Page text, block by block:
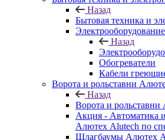
Назад
Бытовая техника и
Электрооборудование
Назад
Обогреватели
Кабели
Ворота и рольставни
Назад
Ворота и
Акция - Автоматика
Алютех Alutech по
Шлагбаумы Алютех